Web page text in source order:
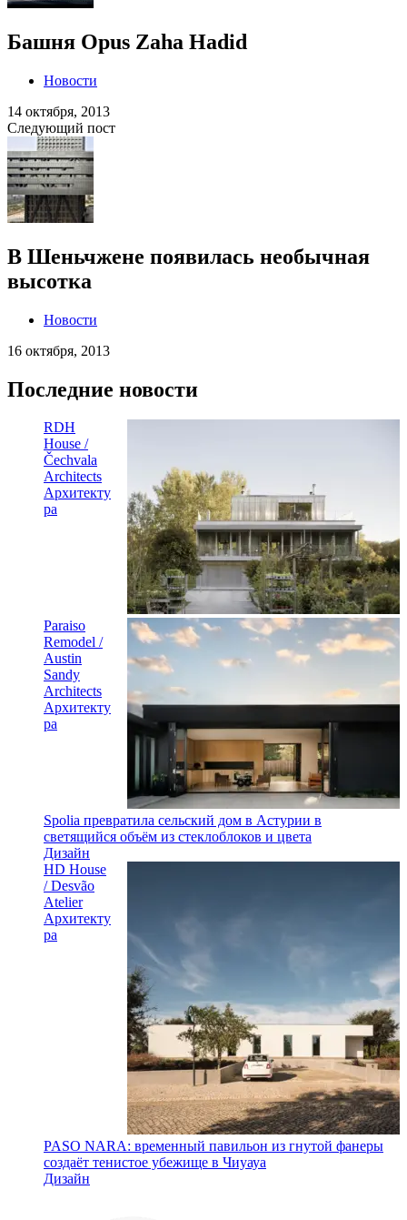
Башня Opus Zaha Hadid
Новости
14 октября, 2013
Следующий пост
В Шеньчжене появилась необычная
высотка
Новости
16 октября, 2013
Последние новости
RDH
House /
Čechvala
Architects
Архитекту
ра
Paraiso
Remodel /
Austin
Sandy
Architects
Архитекту
ра
Spolia превратила сельский дом в Астурии в
светящийся объём из стеклоблоков и цвета
Дизайн
HD House
/ Desvão
Atelier
Архитекту
ра
PASO NARA: временный павильон из гнутой фанеры
создаёт тенистое убежище в Чиуауа
Дизайн